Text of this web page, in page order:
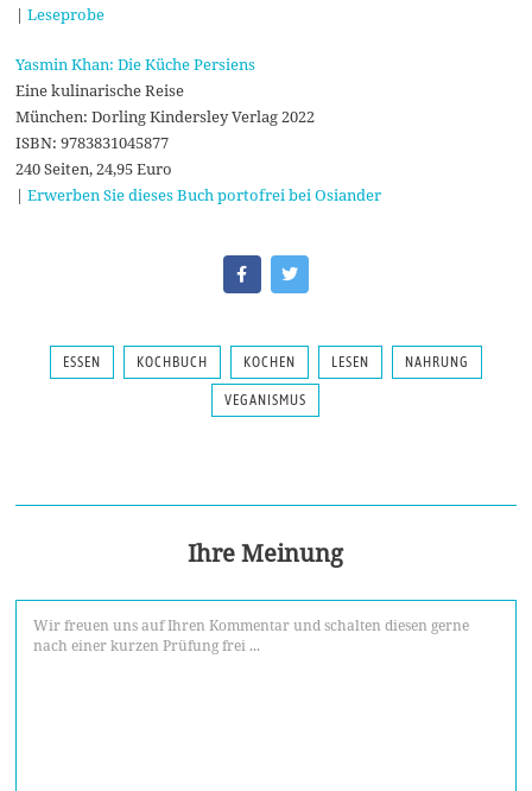
|Leseprobe
Yasmin Khan: Die Küche Persiens
Eine kulinarische Reise
München: Dorling Kindersley Verlag 2022
ISBN: 9783831045877
240 Seiten, 24,95 Euro
|Erwerben Sie dieses Buch portofrei bei Osiander
ESSEN KOCHBUCH KOCHEN LESEN NAHRUNG
VEGANISMUS
Ihre Meinung